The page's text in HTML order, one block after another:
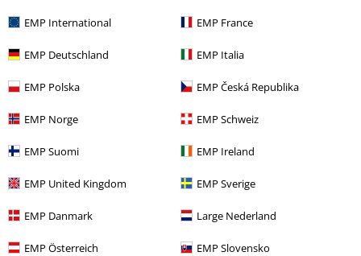
EMP International EMP France
EMP Deutschland EMP Italia
EMP Polska EMP Česká Republika
EMP Norge EMP Schweiz
EMP Suomi EMP Ireland
EMP United Kingdom EMP Sverige
EMP Danmark Large Nederland
EMP Österreich EMP Slovensko
Onze klantenservice staat voor je klaar
Je kunt ons morgen bereiken van 09:00 uur s morgens tot {1} uur s
Klantenservice